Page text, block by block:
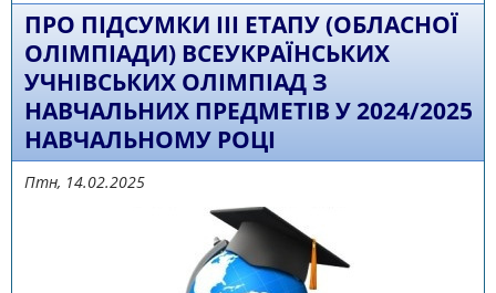
ПРО ПІДСУМКИ ІІІ ЕТАПУ (ОБЛАСНОЇ
ОЛІМПІАДИ) ВСЕУКРАЇНСЬКИХ
УЧНІВСЬКИХ ОЛІМПІАД З
НАВЧАЛЬНИХ ПРЕДМЕТІВ У 2024/2025
НАВЧАЛЬНОМУ РОЦІ
Птн, 14.02.2025